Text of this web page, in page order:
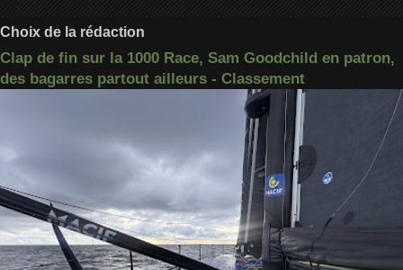
Choix de la rédaction
Clap de fin sur la 1000 Race, Sam Goodchild en patron,
des bagarres partout ailleurs - Classement